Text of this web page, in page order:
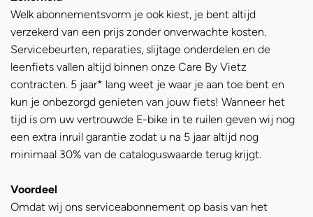
Welk abonnementsvorm je ook kiest, je bent altijd
verzekerd van een prijs zonder onverwachte kosten.
Servicebeurten, reparaties, slijtage onderdelen en de
leenfiets vallen altijd binnen onze Care By Vietz
contracten. 5 jaar* lang weet je waar je aan toe bent en
kun je onbezorgd genieten van jouw fiets! Wanneer het
tijd is om uw vertrouwde E-bike in te ruilen geven wij nog
een extra inruil garantie zodat u na 5 jaar altijd nog
minimaal 30% van de cataloguswaarde terug krijgt.
Voordeel
Omdat wij ons serviceabonnement op basis van het